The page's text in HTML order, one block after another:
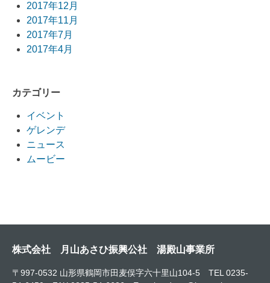
2017年12月
2017年11月
2017年7月
2017年4月
カテゴリー
イベント
ゲレンデ
ニュース
ムービー
株式会社 月山あさひ振興公社 湯殿山事業所
〒997-0532 山形県鶴岡市田麦俣字六十里山104-5 TEL 0235-